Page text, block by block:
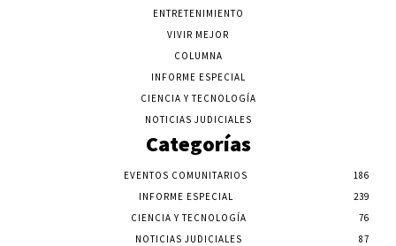
ENTRETENIMIENTO
VIVIR MEJOR
COLUMNA
INFORME ESPECIAL
CIENCIA Y TECNOLOGÍA
NOTICIAS JUDICIALES
Categorías
EVENTOS COMUNITARIOS
186
INFORME ESPECIAL
239
CIENCIA Y TECNOLOGÍA
76
NOTICIAS JUDICIALES
87